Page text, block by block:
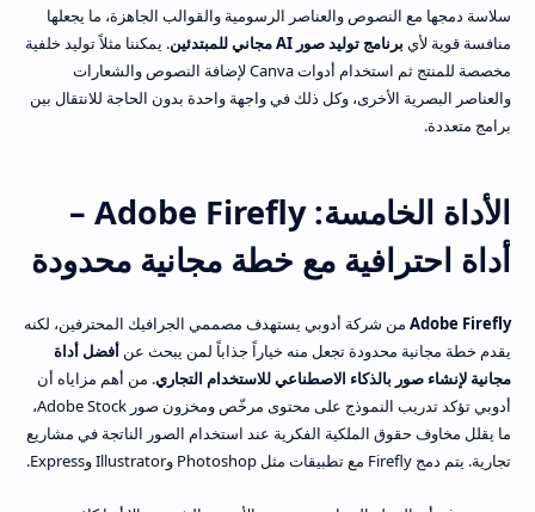
سلاسة دمجها مع النصوص والعناصر الرسومية والقوالب الجاهزة، ما يجعلها
منافسة قوية لأي برنامج توليد صور AI مجاني للمبتدئين
. يمكننا مثلاً توليد خلفية
مخصصة للمنتج ثم استخدام أدوات Canva لإضافة النصوص والشعارات
والعناصر البصرية الأخرى، وكل ذلك في واجهة واحدة بدون الحاجة للانتقال بين
برامج متعددة.
الأداة الخامسة: Adobe Firefly –
أداة احترافية مع خطة مجانية محدودة
Adobe Firefly من شركة أدوبي يستهدف مصممي الجرافيك المحترفين، لكنه
يقدم خطة مجانية محدودة تجعل منه خياراً جذاباً لمن يبحث عن أفضل أداة
مجانية لإنشاء صور بالذكاء الاصطناعي للاستخدام التجاري. من أهم مزاياه أن
أدوبي تؤكد تدريب النموذج على محتوى مرخّص ومخزون صور Adobe Stock،
ما يقلل مخاوف حقوق الملكية الفكرية عند استخدام الصور الناتجة في مشاريع
تجارية. يتم دمج Firefly مع تطبيقات مثل Photoshop وIllustrator وExpress.